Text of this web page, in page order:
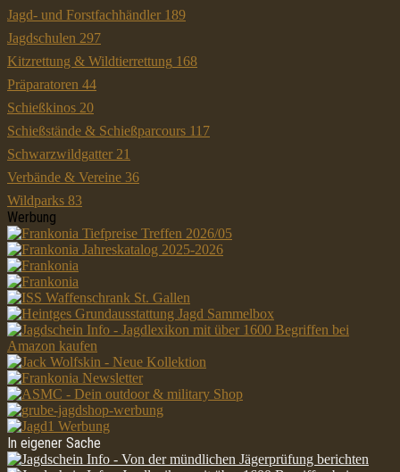
Jagd- und Forstfachhändler 189
Jagdschulen 297
Kitzrettung & Wildtierrettung 168
Präparatoren 44
Schießkinos 20
Schießstände & Schießparcours 117
Schwarzwildgatter 21
Verbände & Vereine 36
Wildparks 83
Werbung
In eigener Sache